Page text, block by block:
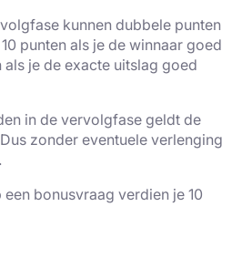
kunnen dubbele punten
punten als je de winnaar goed
je de exacte uitslag goed
in de vervolgfase geldt de
zonder eventuele verlenging
bonusvraag verdien je 10